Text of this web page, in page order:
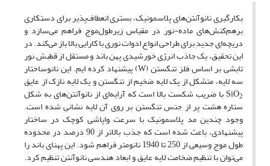
بکارگیری نانوآنتن‌های پلاسمونیک، بستری انعطاف‌پذیر برای دستکاری
برهم‌کنش‌های ماده-نور در مقیاس زیرطول‌موج فراهم می‌سازد و
دریچه‌ای جدید برای طراحی انواع ادوات نوری با کارایی بالا باز می‌کند. در
این تحقیق، یک جاذب انرژی خورشیدی پهن باند و مستقل از قطبش نور
تابشی بر اساس فلز تنگستن (W) پیشنهاد کرده ایم. این نانوساختار
سه لایه، متشکل از یک لایه ضخیم از تنگستن و یک لایه نازک از عایق
SiO2 با ضریب شکست بالا است که آرایه‌ای از نانوآنتن‌های به شکل
ستاره هشت پر از جنس تنگستن بر روی آن لایه نشانی شده است.
وجود چندین مد پلاسمونیک با سرعت واپاشی کوچک در ساختار
پیشنهادی، باعث شده است که جذب بالاتر از 90 درصد در محدوده
طول موج وسیعی از 250 تا 1940 نانومتر فراهم شود. این پهنای باند را
می‌توان با تنظیم ضخامت لایه عایق و ابعاد هندسی نانوآنتن تنظیم کرد.